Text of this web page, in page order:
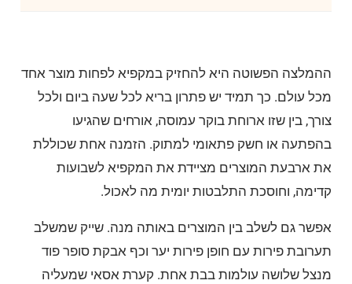
ההמלצה הפשוטה היא להחזיק במקפיא לפחות מוצר אחד
מכל עולם. כך תמיד יש פתרון בריא לכל שעה ביום ולכל
צורך, בין שזו ארוחת בוקר עמוסה, אורחים שהגיעו
בהפתעה או חשק פתאומי למתוק. הזמנה אחת שכוללת
את ארבעת המוצרים מציידת את המקפיא לשבועות
קדימה, וחוסכת התלבטות יומית מה לאכול.
אפשר גם לשלב בין המוצרים באותה מנה. שייק שמשלב
תערובת פירות עם חופן פירות יער וכף אבקת סופר פוד
מנצל שלושה עולמות בבת אחת. קערת אסאי שמעליה